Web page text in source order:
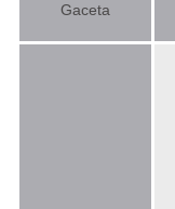
Gaceta